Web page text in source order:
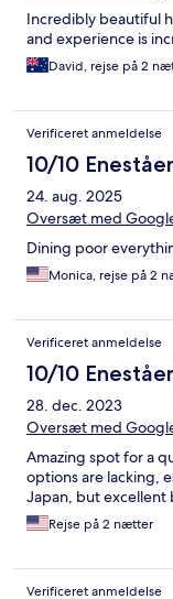
Incredibly beautiful
and experience is
David, rejse på 2
Verificeret anmeldelse
10/10
24. aug. 2025
Oversæt med
Dining poor
Monica, rejse på 2
Verificeret anmeldelse
10/10
28. dec. 2023
Oversæt med
Amazing spot for a
options are lacking,
Japan, but excellent
Rejse på 2 nætter
Verificeret anmeldelse